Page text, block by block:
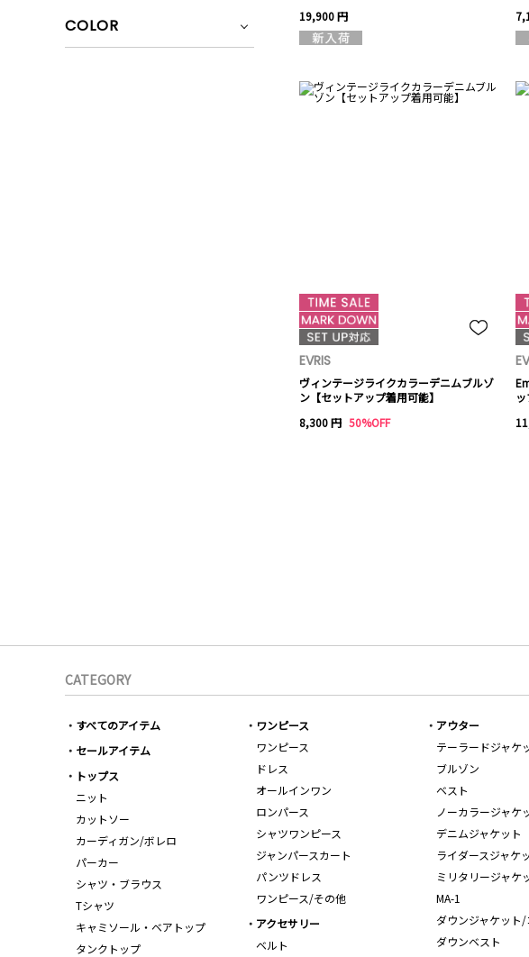
19,900 円
EVRIS
ヴィンテージライクカラーデニムブルゾ
ン【セットアップ着用可能】
8,300 円 50%OFF
COLOR
CATEGORY
すべてのアイテム
セールアイテム
トップス
ニット
カットソー
カーディガン/ボレロ
パーカー
シャツ・ブラウス
Tシャツ
キャミソール・ベアトップ
タンクトップ
ワンピース
ワンピース
ドレス
オールインワン
ロンパース
シャツワンピース
ジャンパースカート
パンツドレス
ワンピース/その他
アウター
テーラードジャケ
ブルゾン
ベスト
ノーカラージャケ
デニムジャケット
ライダースジャケ
ミリタリージャケ
MA-1
ダウンジャケット/
ダウンベスト
アクセサリー
ベルト